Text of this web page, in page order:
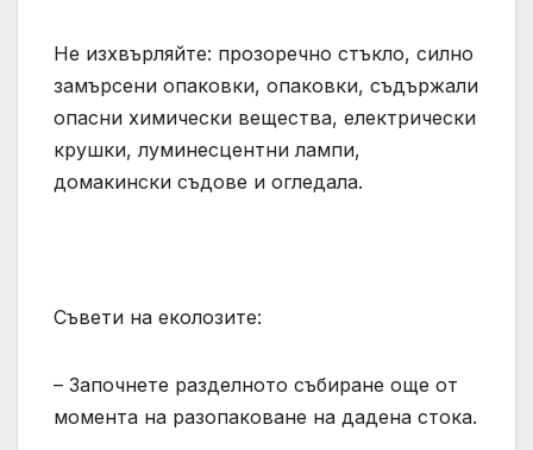
Не изхвърляйте: прозоречно стъкло, силно
замърсени опаковки, опаковки, съдържали
опасни химически вещества, електрически
крушки, луминeсцентни лампи,
домакински съдове и огледала.
Съвети на еколозите:
– Започнете разделното събиране още от
момента на разопаковане на дадена стока.